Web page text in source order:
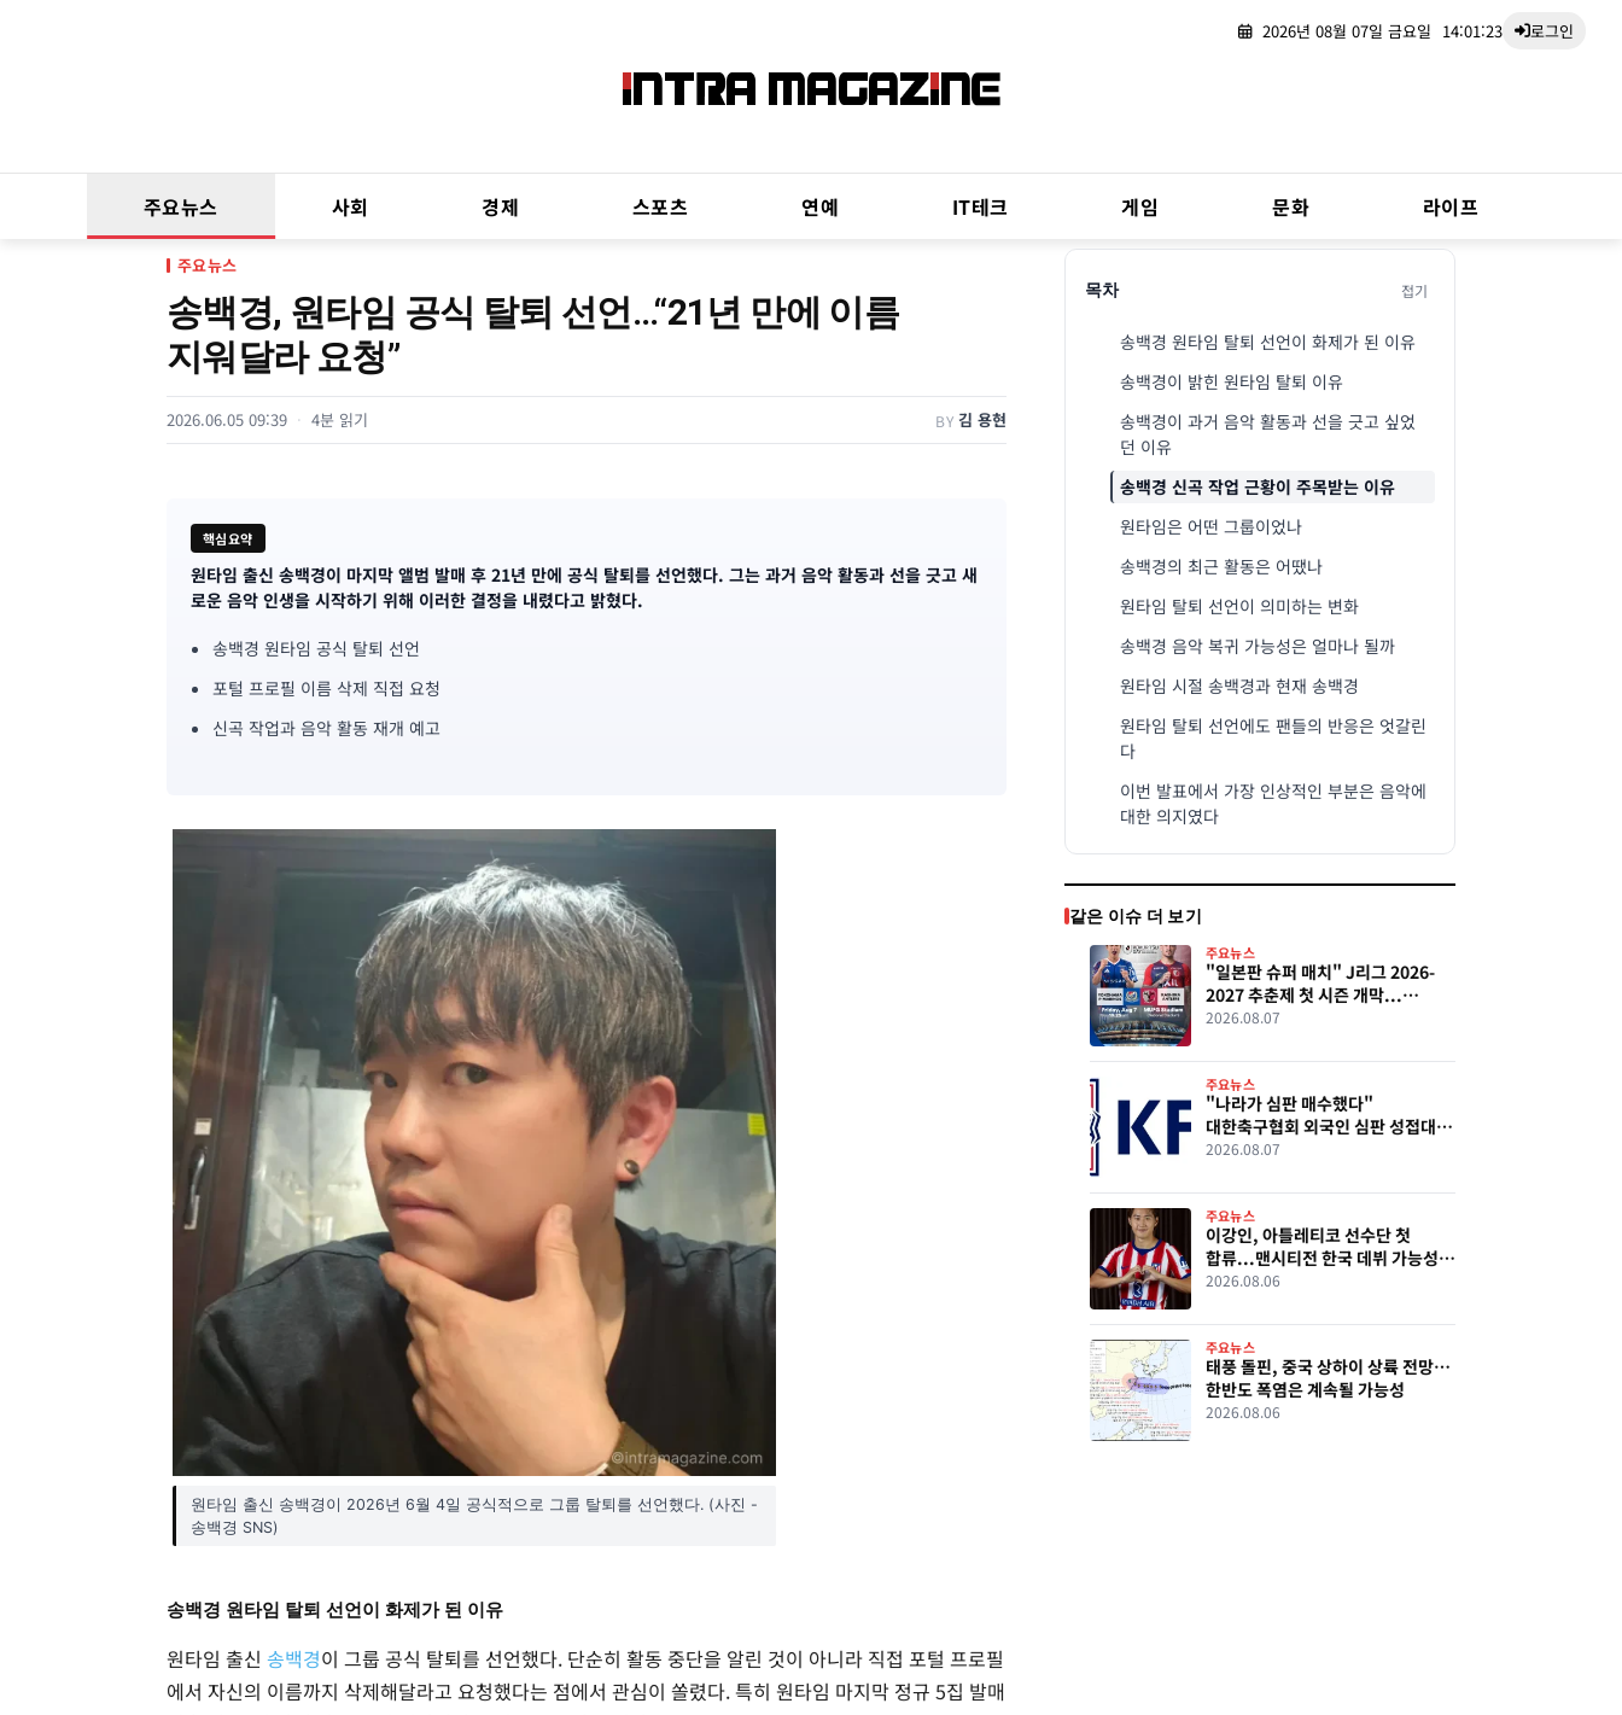
2026년 08월 07일 금요일 14:01:24 로그인
주요뉴스 사회 경제 스포츠 연예 IT테크 게임 문화 라이프
주요뉴스
송백경, 원타임 공식 탈퇴 선언…“21년 만에 이름
지워달라 요청”
2026.06.05 09:39 4분 읽기 BY 김 용현
핵심요약
기
심
원타임 출신 송백경이 마지막 앨범 발매 후 21년 만에 공식 탈퇴를 선언했다. 그는 과거 음악 활동과 선을 긋고 새
로운 음악 인생을 시작하기 위해 이러한 결정을 내렸다고 밝혔다.
송백경 원타임 공식 탈퇴 선언
포털 프로필 이름 삭제 직접 요청
신곡 작업과 음악 활동 재개 예고
원타임 출신 송백경이 2026년 6월 4일 공식적으로 그룹 탈퇴를 선언했다. (사진 -
송백경 SNS)
송백경 원타임 탈퇴 선언이 화제가 된 이유
원타임 출신 송백경이 그룹 공식 탈퇴를 선언했다. 단순히 활동 중단을 알린 것이 아니라 직접 포털 프로필
에서 자신의 이름까지 삭제해달라고 요청했다는 점에서 관심이 쏠렸다. 특히 원타임 마지막 정규 5집 발매
목차 접기
송백경 원타임 탈퇴 선언이 화제가 된 이유
송백경이 밝힌 원타임 탈퇴 이유
송백경이 과거 음악 활동과 선을 긋고 싶었
던 이유
송백경 신곡 작업 근황이 주목받는 이유
원타임은 어떤 그룹이었나
송백경의 최근 활동은 어땠나
원타임 탈퇴 선언이 의미하는 변화
송백경 음악 복귀 가능성은 얼마나 될까
원타임 시절 송백경과 현재 송백경
원타임 탈퇴 선언에도 팬들의 반응은 엇갈린
다
이번 발표에서 가장 인상적인 부분은 음악에
대한 의지였다
같은 이슈 더 보기
주요뉴스
"일본판 슈퍼 매치" J리그 2026-
2027 추춘제 첫 시즌 개막...
요코하마 F.마리노스·가시마
2026.08.07
주요뉴스
"나라가 심판 매수했다"
대한축구협회 외국인 심판 성접대
의혹 파장
2026.08.07
주요뉴스
이강인, 아틀레티코 선수단 첫
합류...맨시티전 한국 데뷔 가능성
커졌다
2026.08.06
주요뉴스
태풍 돌핀, 중국 상하이 상륙 전망…
한반도 폭염은 계속될 가능성
2026.08.06